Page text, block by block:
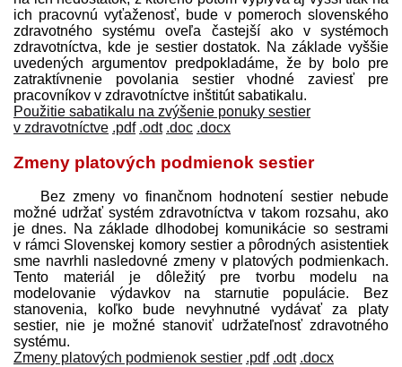
ich pracovnú vyťaženosť, bude v pomeroch slovenského
zdravotného systému oveľa častejší ako v systémoch
zdravotníctva, kde je sestier dostatok. Na základe vyššie
uvedených argumentov pred­pokladáme, že by bolo pre
zatraktívnenie povolania sestier vhodné zaviesť pre
pracovníkov v zdravotníctve inštitút sabatikalu.
Použitie sabatikalu na zvýšenie ponuky sestier
v zdravotníctve .pdf .odt .doc .docx
Zmeny platových podmienok sestier
Bez zmeny vo finančnom hodnotení sestier nebude
možné udržať systém zdravotníctva v takom rozsahu, ako
je dnes. Na základe dlhodobej komunikácie so sestrami
v rámci Slovenskej komory sestier a pôrodných asistentiek
sme navrhli nasledovné zmeny v platových podmienkach.
Tento materiál je dôležitý pre tvorbu modelu na
modelovanie výdavkov na starnutie populácie. Bez
stanovenia, koľko bude nevyhnutné vydávať za platy
sestier, nie je možné stanoviť udržateľnosť zdravotného
systému.
Zmeny platových podmienok sestier .pdf .odt .docx